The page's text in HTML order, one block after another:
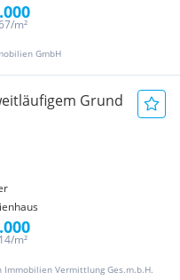
GmbH
m²
Grund
Immobilien Vermittlung Ges.m.b.H.
m²